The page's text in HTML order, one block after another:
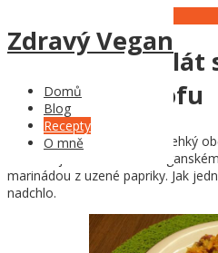
Zdravý Vegan
Domů
Blog
Recepty
O mně
Zeleninový salát
grilovaným tofu
Další z rychlých receptů na lehký
Krakova jsem v místním
marinádou z uzené papriky. Jak
nadchlo.